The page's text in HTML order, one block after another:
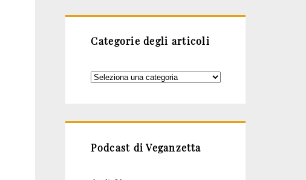
Categorie degli articoli
Categorie
Podcast di Veganzetta